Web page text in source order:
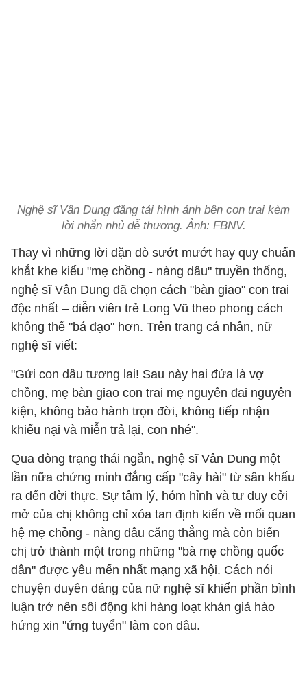
Nghệ sĩ Vân Dung đăng tải hình ảnh bên con trai kèm
lời nhắn nhủ dễ thương. Ảnh: FBNV.
Thay vì những lời dặn dò sướt mướt hay quy chuẩn
khắt khe kiểu "mẹ chồng - nàng dâu" truyền thống,
nghệ sĩ Vân Dung đã chọn cách "bàn giao" con trai
độc nhất – diễn viên trẻ Long Vũ theo phong cách
không thể "bá đạo" hơn. Trên trang cá nhân, nữ
nghệ sĩ viết:
"Gửi con dâu tương lai! Sau này hai đứa là vợ
chồng, mẹ bàn giao con trai mẹ nguyên đai nguyên
kiện, không bảo hành trọn đời, không tiếp nhận
khiếu nại và miễn trả lại, con nhé".
Qua dòng trạng thái ngắn, nghệ sĩ Vân Dung một
lần nữa chứng minh đẳng cấp "cây hài" từ sân khấu
ra đến đời thực. Sự tâm lý, hóm hỉnh và tư duy cởi
mở của chị không chỉ xóa tan định kiến về mối quan
hệ mẹ chồng - nàng dâu căng thẳng mà còn biến
chị trở thành một trong những "bà mẹ chồng quốc
dân" được yêu mến nhất mạng xã hội. Cách nói
chuyện duyên dáng của nữ nghệ sĩ khiến phần bình
luận trở nên sôi động khi hàng loạt khán giả hào
hứng xin "ứng tuyển" làm con dâu.